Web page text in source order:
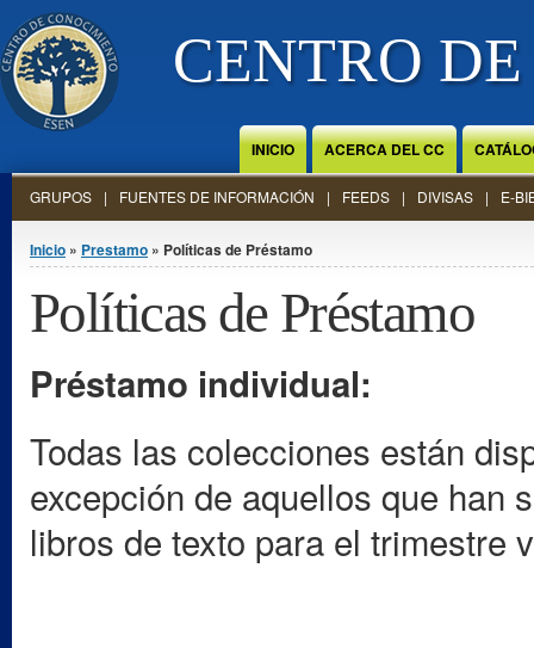
Jump to Content
CENTRO
INICIO ACERCA DEL CC
GRUPOS FUENTES DE INFORMACIÓN FEEDS DIVISAS E-
Se encuentra usted aquí
Inicio » Prestamo » Políticas de Préstamo
Políticas de Préstamo
Préstamo individual:
Todas las colecciones están
excepción de aquellos que han
libros de texto para el trimestre